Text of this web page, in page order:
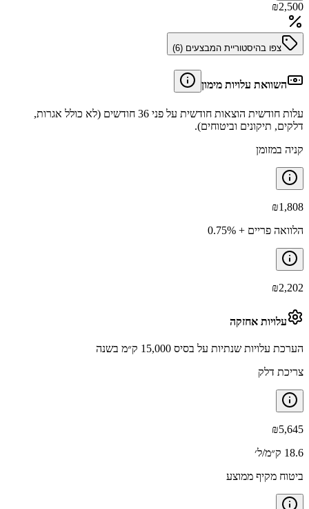
₪2,500
צפו בהיסטוריית המבצעים (6
)
השוואת עלויות מימון
עלות חודשית הוצאות חודשית על פני 36 חודשים (לא כולל אגרות,
דלקים, תיקונים וביטוחים).
קניה במזומן
₪1,808
הלוואה פריים + 0.75%
₪2,202
עלויות אחזקה
הערכת עלויות שנתיות על בסיס 15,000 ק״מ בשנה
צריכת דלק
₪5,645
18.6 ק״מ/ל׳
ביטוח מקיף ממוצע